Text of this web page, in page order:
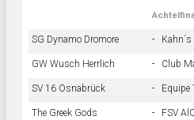
SG Dynamo Dromore -
GW Wusch Herrlich - Club
SV 16 Osnabrück - Equipe
The Greek Gods - FSV